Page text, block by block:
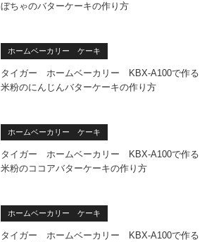
ぼちゃのバターケーキの作り方
ホームベーカリー ケーキ
タイガー ホームベーカリー KBX-A100で作る
米粉のにんじんバターケーキの作り方
ホームベーカリー ケーキ
タイガー ホームベーカリー KBX-A100で作る
米粉のココアバターケーキの作り方
ホームベーカリー ケーキ
タイガー ホームベーカリー KBX-A100で作る